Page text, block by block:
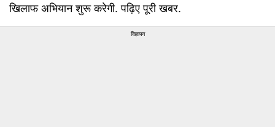
खिलाफ अभियान शुरू करेगी. पढ़िए पूरी खबर.
विज्ञापन